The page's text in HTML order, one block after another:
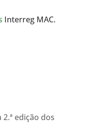
Interreg MAC.
2.ª edição dos